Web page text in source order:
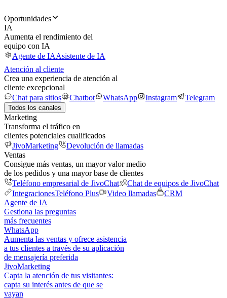
Oportunidades
IA
Aumenta el rendimiento del
equipo con IA
Agente de IAAsistente de IA
Atención al cliente
Crea una experiencia de atención al
cliente excepcional
Chat para sitios
Chatbot WhatsApp Instagram Telegram
Todos los canales
Marketing
Transforma el tráfico en
clientes potenciales cualificados
JivoMarketing
Devolución de llamadas
Ventas
Consigue más ventas, un mayor valor medio
de los pedidos y una mayor base de clientes
Teléfono empresarial de JivoChat
Chat de equipos de JivoChat
IntegracionesTeléfono Plus Video llamadas
CRM
Agente de IA
Gestiona las preguntas
más frecuentes
WhatsApp
Aumenta las ventas y ofrece asistencia
a tus clientes a través de su aplicación
de mensajería preferida
JivoMarketing
Capta la atención de tus visitantes:
capta su interés antes de que se
vayan